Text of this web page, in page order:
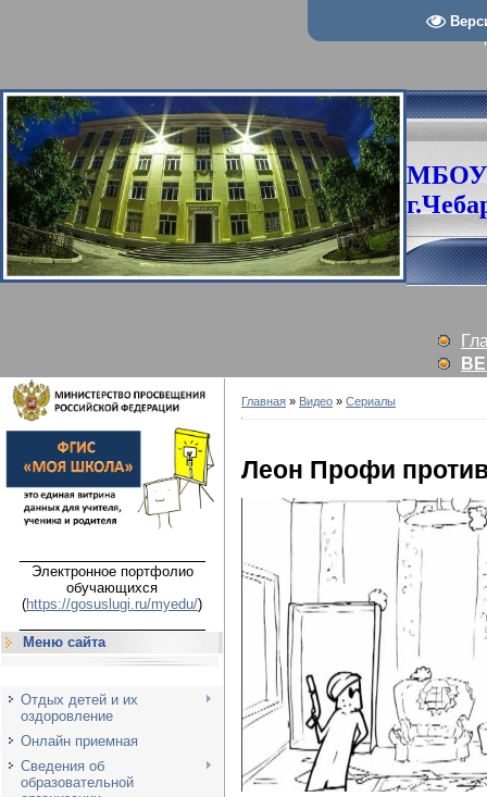
Электронное портфолио
обучающихся
(https://gosuslugi.ru/myedu/)
Меню сайта
Отдых детей и их
оздоровление
Онлайн приемная
Сведения об
образовательной
Главная » Видео » Сериалы
Леон Профи